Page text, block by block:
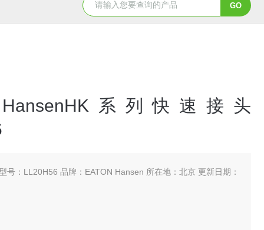
5347信德迈代理Parker 45度绝缘防水接头 5353信
HansenHK系列快速接头
号：LL20H56 品牌：EATON Hansen 所在地：北京 更新日期：